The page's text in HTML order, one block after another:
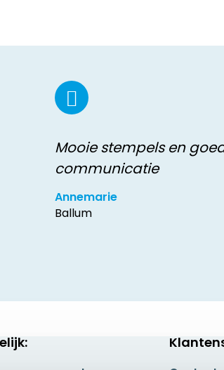
Mooie stempels en
communicatie
Annemarie
Ballum